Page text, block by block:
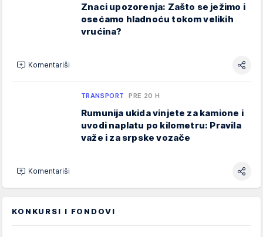
Znaci upozorenja: Zašto se ježimo i
osećamo hladnoću tokom velikih
vrućina?
Komentariši
TRANSPORT PRE 20 H
Rumunija ukida vinjete za kamione i
uvodi naplatu po kilometru: Pravila
važe i za srpske vozače
Komentariši
KONKURSI I FONDOVI